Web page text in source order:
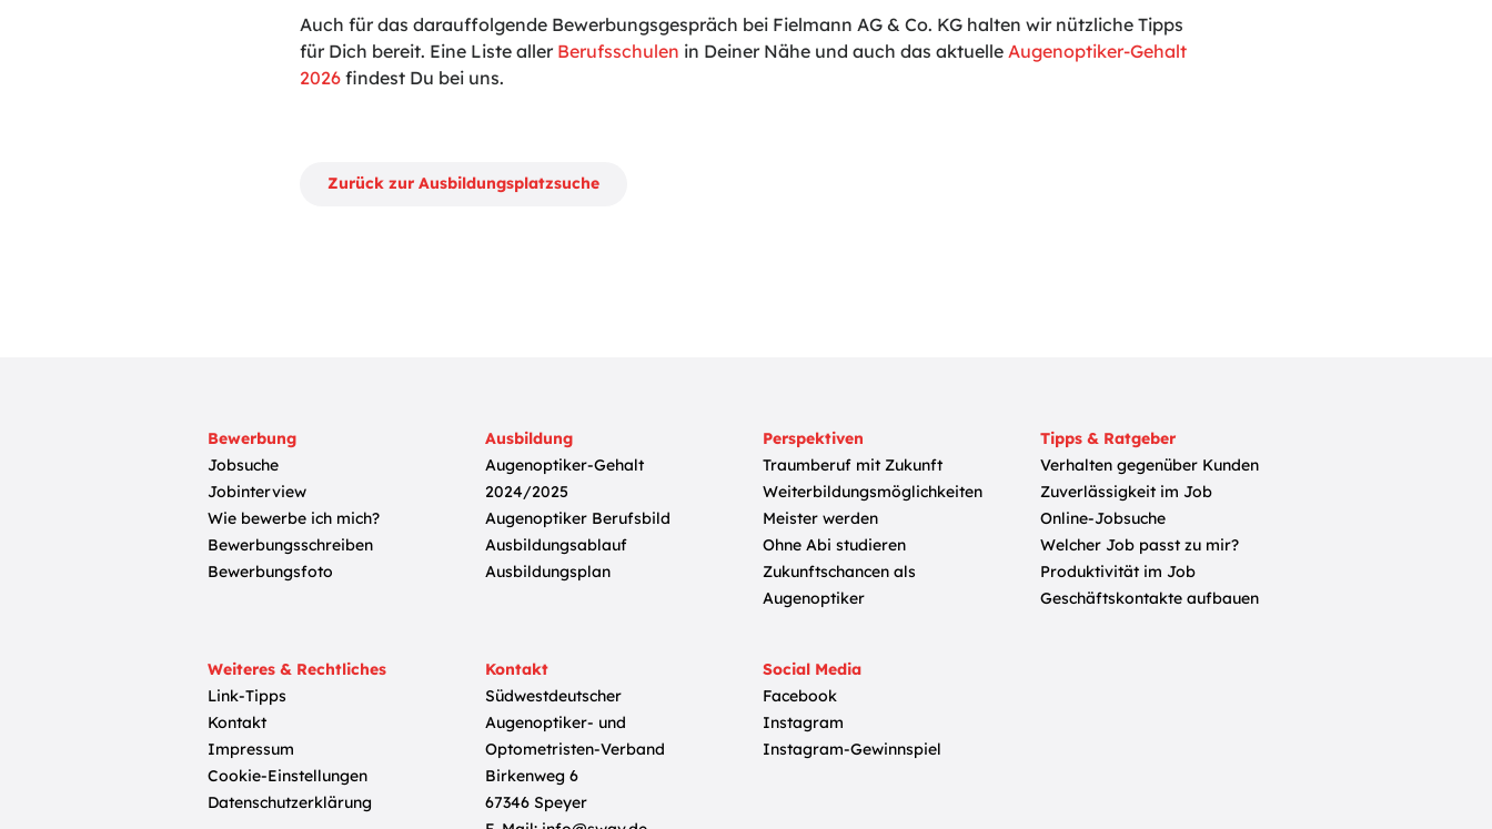
Auch für das darauffolgende Bewerbungsgespräch bei Fielmann AG & Co. KG halten wir nützliche Tipps
für Dich bereit. Eine Liste aller Berufsschulen in Deiner Nähe und auch das aktuelleAugenoptiker-Gehalt
2026 findest Du bei uns.
Zurück zur Ausbildungsplatzsuche
Bewerbung
Jobsuche
Jobinterview
Wie bewerbe ich mich?
Bewerbungsschreiben
Bewerbungsfoto
Ausbildung
Augenoptiker-Gehalt
2024/2025
Augenoptiker Berufsbild
Ausbildungsablauf
Ausbildungsplan
Perspektiven
Traumberuf mit Zukunft
Weiterbildungsmöglichkeiten
Meister werden
Ohne Abi studieren
Zukunftschancen als
Augenoptiker
Tipps & Ratgeber
Verhalten gegenüber Kunden
Zuverlässigkeit im Job
Online-Jobsuche
Welcher Job passt zu mir?
Produktivität im Job
Geschäftskontakte aufbauen
Weiteres & Rechtliches
Link-Tipps
Kontakt
Impressum
Cookie-Einstellungen
Datenschutzerklärung
Kontakt
Südwestdeutscher
Augenoptiker- und
Optometristen-Verband
Birkenweg 6
67346 Speyer
Social Media
Facebook
Instagram
Instagram-Gewinnspiel